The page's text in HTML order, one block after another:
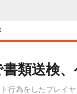
類送検
行為をしたプレイ